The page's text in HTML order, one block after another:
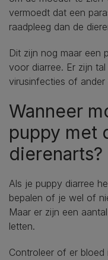
vermoedt dat een
raadpleeg dan de
Dit zijn nog maar een
voor diarree. Er zijn
virusinfecties of ander
Wanneer
puppy met
dierenarts?
Als je puppy diarree
bepalen of je wel of
Maar er zijn een
letten.
Controleer of er bloed